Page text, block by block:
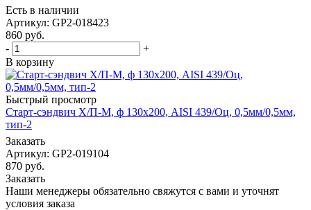
Есть в наличии
Артикул: GP2-018423
860 руб.
-
+
В корзину
Быстрый просмотр
Старт-сэндвич Х/П-М, ф 130х200, AISI 439/Оц, 0,5мм/0,5мм,
тип-2
Заказать
Артикул: GP2-019104
870 руб.
Заказать
Наши менеджеры обязательно свяжутся с вами и уточнят
условия заказа